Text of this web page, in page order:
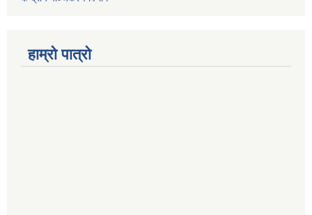
हाम्रो पात्रो